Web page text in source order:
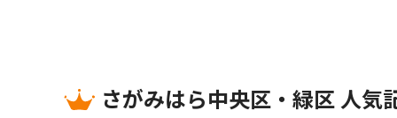
さがみはら中央区・緑区 人気